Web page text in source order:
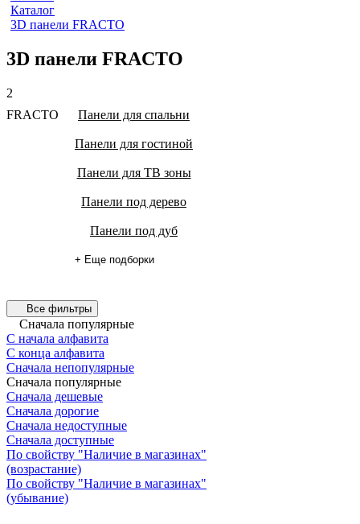
Каталог
3D панели FRACTO
3D панели FRACTO
2
FRACTO
Панели для спальни
Панели для гостиной
Панели для ТВ зоны
Панели под дерево
Панели под дуб
+ Еще подборки
Все фильтры
Сначала популярные
С начала алфавита
С конца алфавита
Сначала непопулярные
Сначала популярные
Сначала дешевые
Сначала дорогие
Сначала недоступные
Сначала доступные
По свойству "Наличие в магазинах"
(возрастание)
По свойству "Наличие в магазинах"
(убывание)